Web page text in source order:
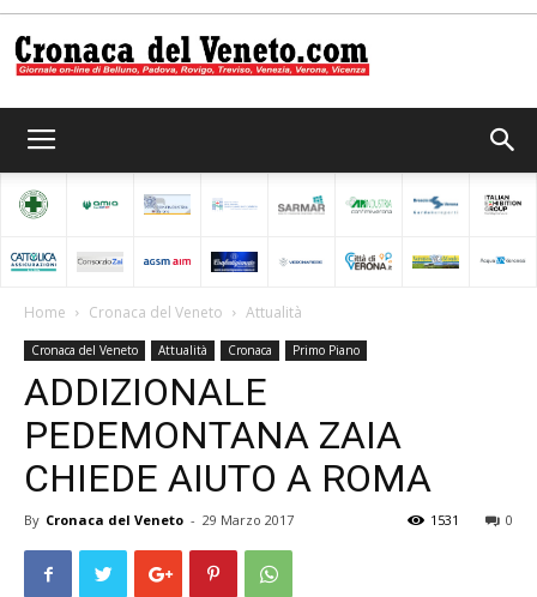
del
Veneto
Home Cronaca del Veneto Attualità
Cronaca del Veneto Attualità Cronaca Primo Piano
ADDIZIONALE
PEDEMONTANA ZAIA
CHIEDE AIUTO A ROMA
By Cronaca del Veneto - 29 Marzo 2017 0
1531